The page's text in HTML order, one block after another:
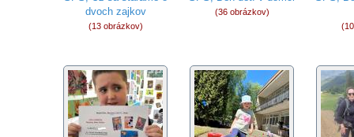
dvoch zajkov
(13 obrázkov)
(36 obrázkov)